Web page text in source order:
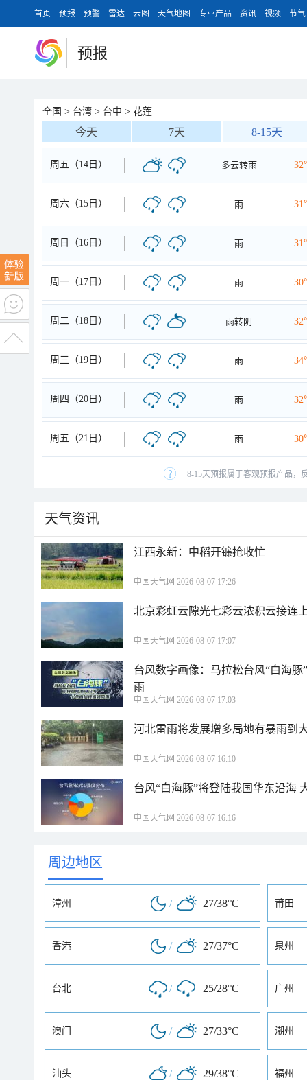
首页 预报 预警 雷达 云图 天气地图 专业产品 资讯 视频 节气
预报
全国 > 台湾 > 台中 > 花莲
今天 7天 8-15天
周五（14日） 多云转雨
周六（15日） 雨
周日（16日） 雨
周一（17日） 雨
周二（18日） 雨转阴
周三（19日） 雨
周四（20日） 雨
周五（21日） 雨
8-15天预报属于客观预报产品，
天气资讯
江西永新：中稻开镰抢收忙
中国天气网 2026-08-07 17:26
北京彩虹云隙光七彩云浓积云接连
中国天气网 2026-08-07 17:07
台风数字画像：马拉松台风“白海
雨
中国天气网 2026-08-07 17:03
河北雷雨将发展增多局地有暴雨到
中国天气网 2026-08-07 16:10
台风“白海豚”将登陆我国华东沿海
中国天气网 2026-08-07 16:16
周边地区
漳州 / 27/38°C 莆田
香港 / 27/37°C 泉州
台北 / 25/28°C 广州
澳门 / 27/33°C 潮州
汕头 / 29/38°C 福州